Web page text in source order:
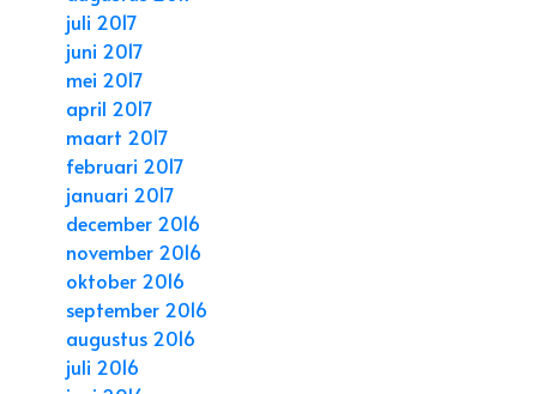
juli 2017
juni 2017
mei 2017
april 2017
maart 2017
februari 2017
januari 2017
december 2016
november 2016
oktober 2016
september 2016
augustus 2016
juli 2016